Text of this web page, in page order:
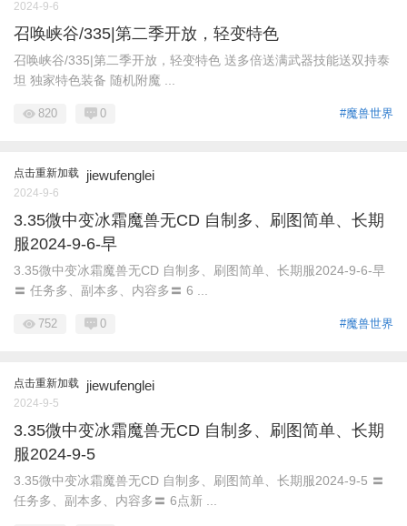
2024-9-6
召唤峡谷/335|第二季开放，轻变特色
召唤峡谷/335|第二季开放，轻变特色 送多倍送满武器技能送双持泰
坦 独家特色装备 随机附魔 ...
#魔兽世界
820 0
点击重新加载 jiewufenglei
2024-9-6
3.35微中变冰霜魔兽无CD 自制多、刷图简单、长期
服2024-9-6-早
3.35微中变冰霜魔兽无CD 自制多、刷图简单、长期服2024-9-6-早
〓 任务多、副本多、内容多〓 6 ...
#魔兽世界
752 0
点击重新加载 jiewufenglei
2024-9-5
3.35微中变冰霜魔兽无CD 自制多、刷图简单、长期
服2024-9-5
3.35微中变冰霜魔兽无CD 自制多、刷图简单、长期服2024-9-5 〓
任务多、副本多、内容多〓 6点新 ...